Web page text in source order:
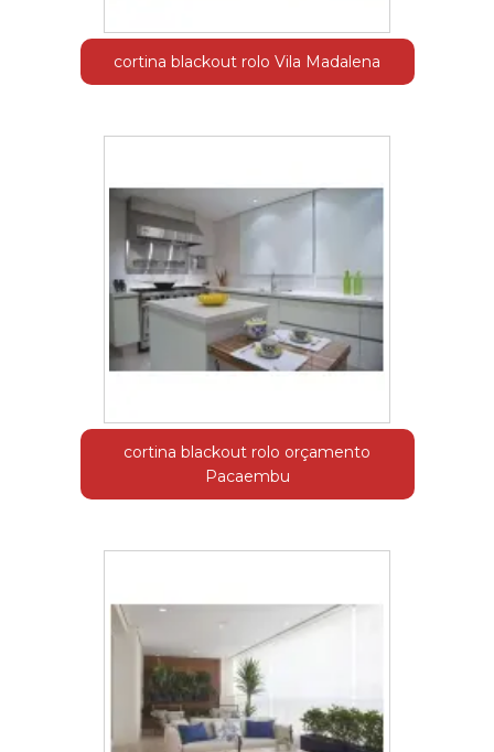
cortina blackout rolo Vila Madalena
cortina blackout rolo orçamento
Pacaembu